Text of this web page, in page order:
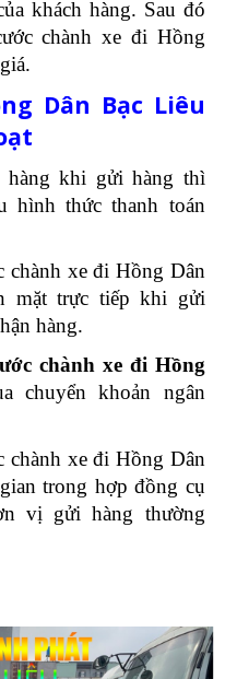
khách hàng. Sau đó
chành xe đi Hồng
Dân Bạc Liêu
hàng khi gửi hàng thì
hình thức thanh toán
chành xe đi Hồng Dân
mặt trực tiếp khi gửi
hàng.
chành xe đi Hồng
chuyển khoản ngân
chành xe đi Hồng Dân
trong hợp đồng cụ
vị gửi hàng thường